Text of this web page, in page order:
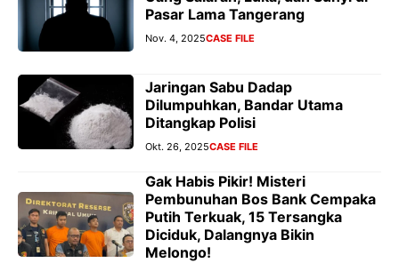
Pasar Lama Tangerang
Nov. 4, 2025CASE FILE
Jaringan Sabu Dadap
Dilumpuhkan, Bandar Utama
Ditangkap Polisi
Okt. 26, 2025CASE FILE
Gak Habis Pikir! Misteri
Pembunuhan Bos Bank Cempaka
Putih Terkuak, 15 Tersangka
Diciduk, Dalangnya Bikin
Melongo!